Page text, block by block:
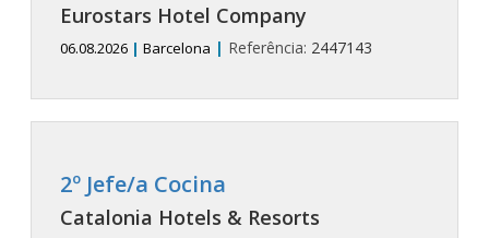
Eurostars Hotel Company
06.08.2026 | Barcelona | Referência: 2447143
2º Jefe/a Cocina
Catalonia Hotels & Resorts